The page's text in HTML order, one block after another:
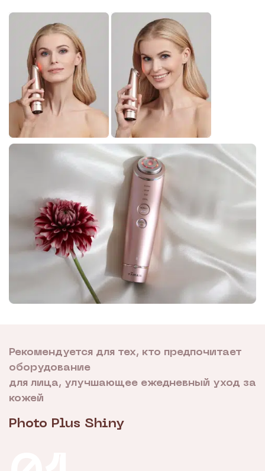
Рекомендуется для тех, кто предпочитает
оборудование
для лица, улучшающее ежедневный уход за
кожей
Photo Plus Shiny